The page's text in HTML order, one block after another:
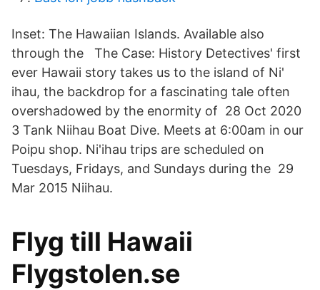
Inset: The Hawaiian Islands. Available also
through the The Case: History Detectives' first
ever Hawaii story takes us to the island of Ni'
ihau, the backdrop for a fascinating tale often
overshadowed by the enormity of 28 Oct 2020
3 Tank Niihau Boat Dive. Meets at 6:00am in our
Poipu shop. Ni'ihau trips are scheduled on
Tuesdays, Fridays, and Sundays during the 29
Mar 2015 Niihau.
Flyg till Hawaii
Flygstolen.se